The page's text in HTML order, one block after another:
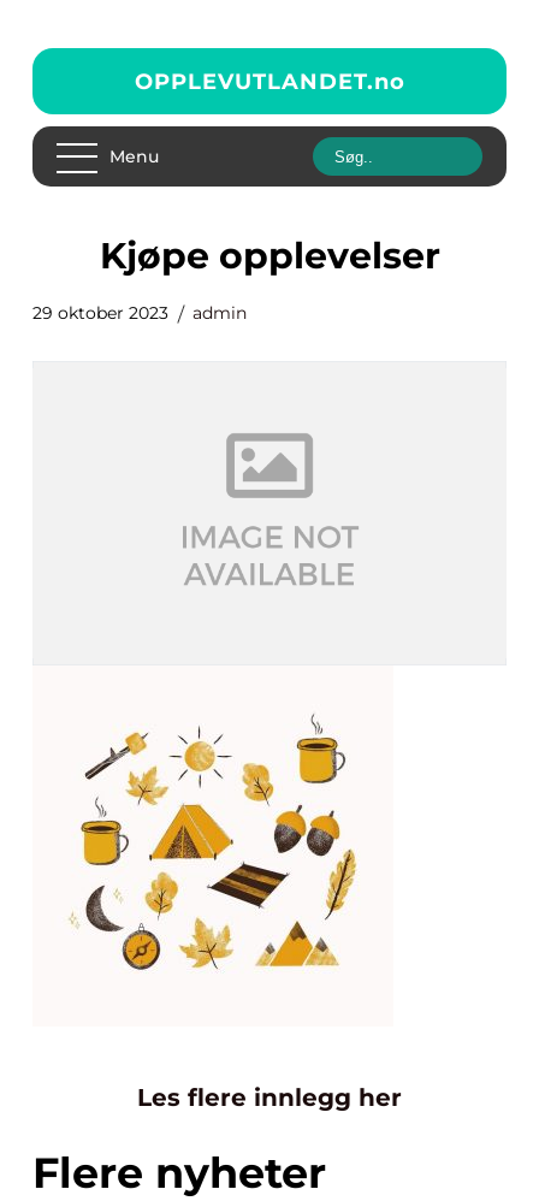
OPPLEVUTLANDET.no
Menu
kjøpe opplevelser
29 oktober 2023 admin
Les flere innlegg her
Flere nyheter